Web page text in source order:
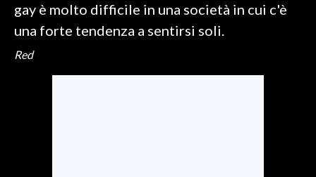
STORE
gay è molto difficile in una società in cui c'è
una forte tendenza a sentirsi soli.
Red